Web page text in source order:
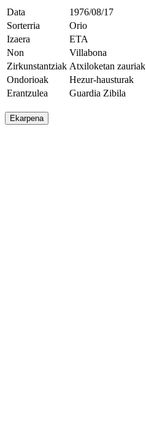
Data
1976/08/17
Sorterria
Orio
Izaera
ETA
Non
Villabona
Zirkunstantziak Atxiloketan zauriak
Ondorioak
Hezur-hausturak
Erantzulea
Guardia Zibila